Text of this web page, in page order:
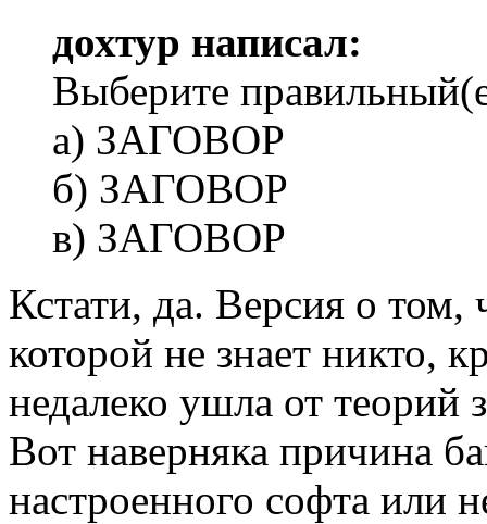
дохтур написал:
Выберите
а) ЗАГОВОР
б) ЗАГОВОР
в) ЗАГОВОР
Кстати, да. Версия о том,
которой не знает никто,
недалеко ушла от теорий
Вот наверняка причина
настроенного софта или